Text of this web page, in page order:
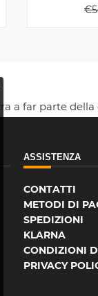
€
a far parte
ASSISTENZA
CONTATTI
METODI DI
SPEDIZIONI
KLARNA
CONDIZIONI
PRIVACY